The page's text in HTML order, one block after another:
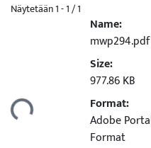
Näytetään1 - 1 / 1
Ladataan...
Name:
mwp294.pdf
Size:
977.86 KB
Format:
Adobe
Format